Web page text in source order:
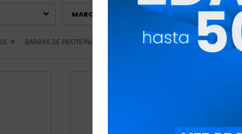
MARCAS
BARRAS DE PROTEÍNA QUITAR FILTROS